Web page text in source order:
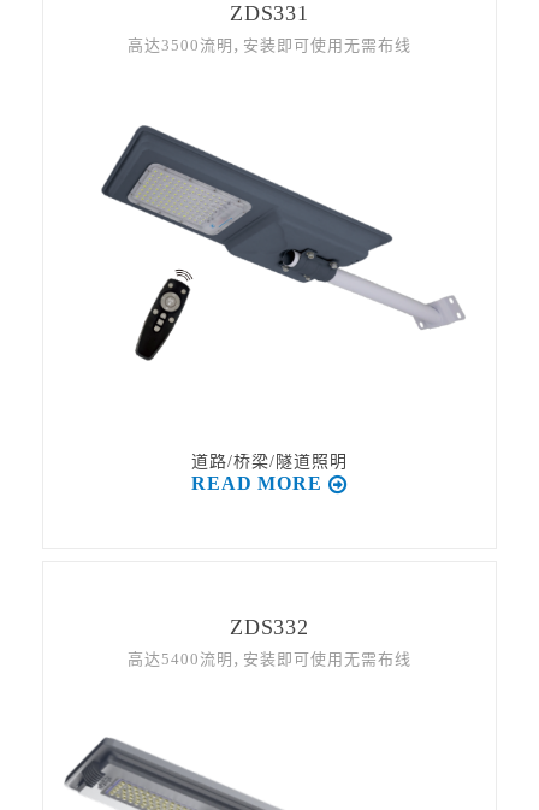
ZDS331
高达3500流明，安装即可使用无需布线
道路/桥梁/隧道照明
READ MORE
ZDS332
高达5400流明，安装即可使用无需布线